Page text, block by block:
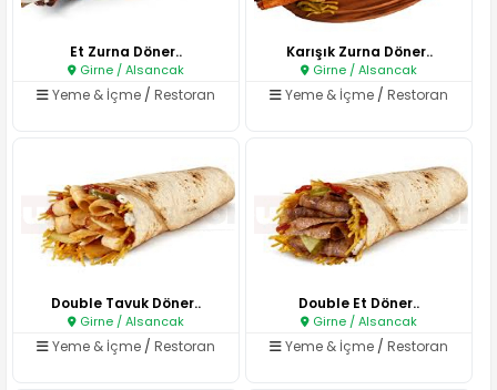
Et Zurna Döner..
Girne / Alsancak
Yeme & İçme / Restoran
Karışık Zurna Döner..
Girne / Alsancak
Yeme & İçme /Restoran
Double Tavuk Döner..
Girne / Alsancak
Yeme & İçme / Restoran
Double Et Döner..
Girne / Alsancak
Yeme & İçme /Restoran